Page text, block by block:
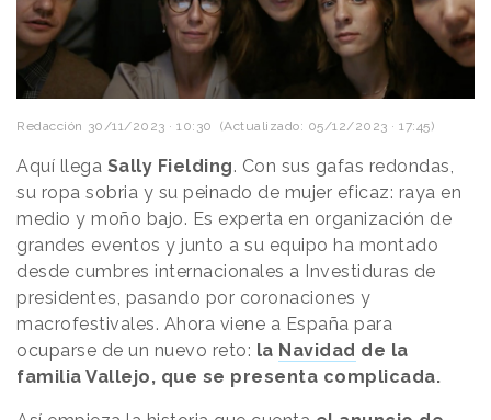
Redacción 30/11/2023 · 10:30 (Actualizado: 05/12/2023 · 17:45)
Aquí llega Sally Fielding. Con sus gafas redondas,
su ropa sobria y su peinado de mujer eficaz: raya en
medio y moño bajo. Es experta en organización de
grandes eventos y junto a su equipo ha montado
desde cumbres internacionales a Investiduras de
presidentes, pasando por coronaciones y
macrofestivales. Ahora viene a España para
ocuparse de un nuevo reto: la Navidad de la
familia Vallejo, que se presenta complicada.